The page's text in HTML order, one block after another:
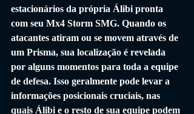
estacionários da própria Álibi pronta
com seu Mx4 Storm SMG. Quando os
atacantes atiram ou se movem através de
um Prisma, sua localização é revelada
por alguns momentos para toda a equipe
de defesa. Isso geralmente pode levar a
informações posicionais cruciais, nas
quais Álibi e o resto de sua equipe podem